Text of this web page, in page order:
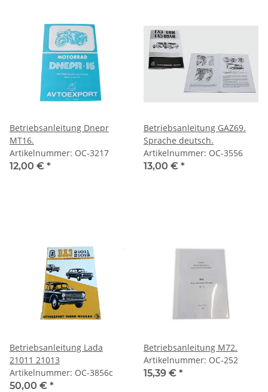
Betriebsanleitung Dnepr
MT16.
Artikelnummer: OC-3217
12,00 € *
Betriebsanleitung GAZ69.
Sprache deutsch.
Artikelnummer: OC-3556
13,00 € *
Betriebsanleitung Lada
21011 21013
Artikelnummer: OC-3856c
50,00 € *
Betriebsanleitung M72.
Artikelnummer: OC-252
15,39 € *